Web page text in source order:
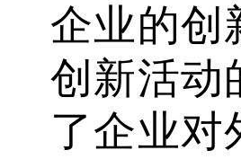
企业的创
创新活动
了企业对